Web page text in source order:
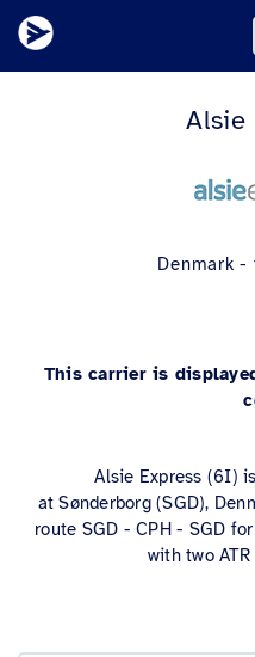
Alsie
Denmark -
This carrier is
Alsie Express (6I)
at Sønderborg (SGD),
route SGD - CPH - SGD
with two